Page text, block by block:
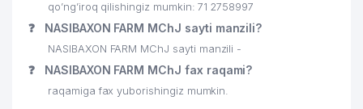
qo’ng’iroq qilishingiz mumkin: 71 2758997
❓ NASIBAXON FARM MChJ sayti manzili?
NASIBAXON FARM MChJ sayti manzili -
❓ NASIBAXON FARM MChJ fax raqami?
raqamiga fax yuborishingiz mumkin.